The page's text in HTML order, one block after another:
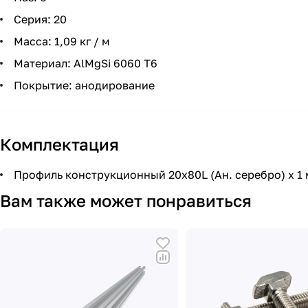
Серия: 20
Масса: 1,09 кг / м
Материал: AlMgSi 6060 Т6
Покрытие: анодирование
Комплектация
Профиль конструкционный 20х80L (Ан. серебро) х 1
Вам также может понравиться